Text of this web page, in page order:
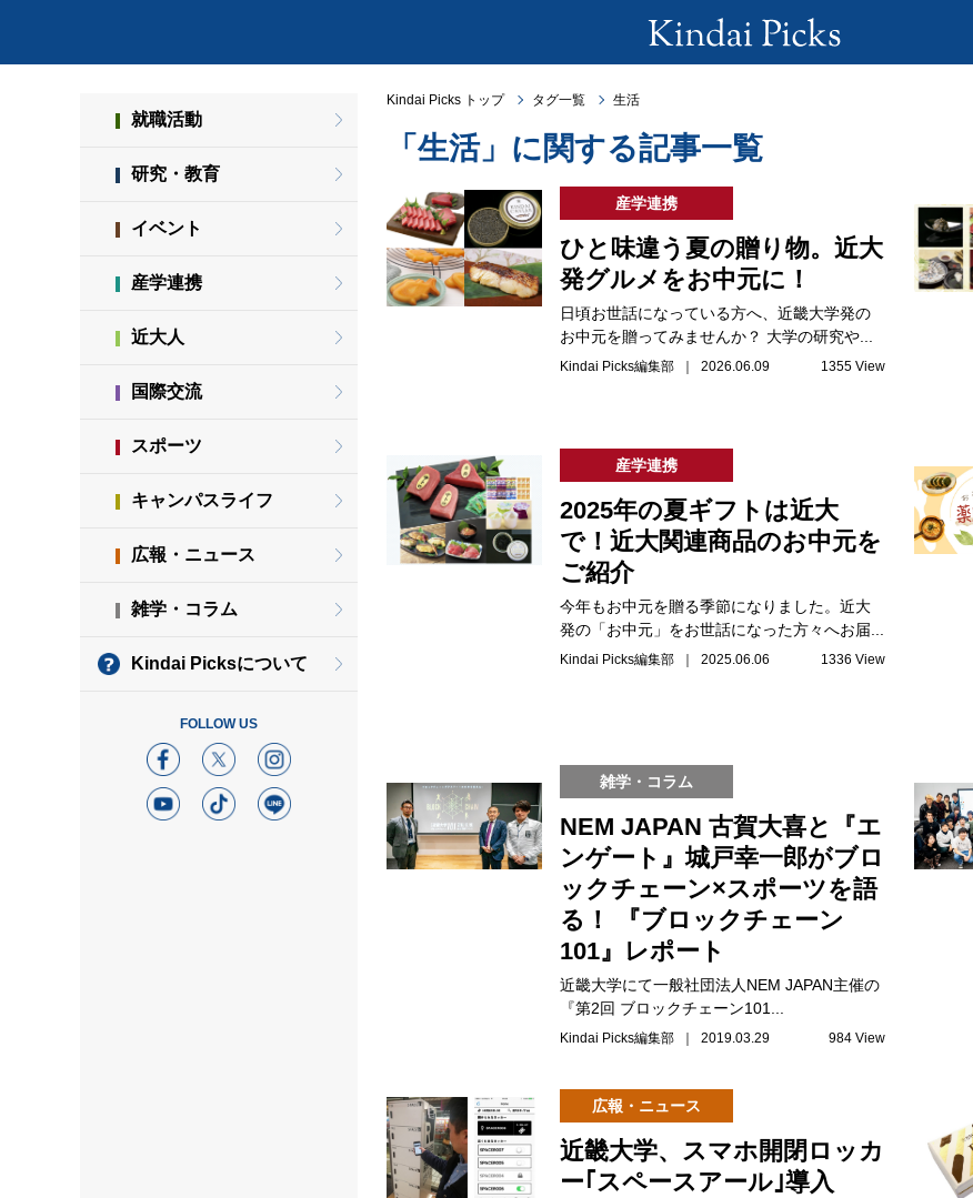
Kindai Picks トップ タグ一覧 生活
「生活」に関する記事一覧
産学連携
ひと味違う夏の贈り物。近大
発グルメをお中元に！
日頃お世話になっている方へ、近畿大学発の
お中元を贈ってみませんか？ 大学の研究や...
Kindai Picks編集部 ｜ 2026.06.09 1355 View
産学連携
2025年の夏ギフトは近大
で！近大関連商品のお中元を
ご紹介
今年もお中元を贈る季節になりました。近大
発の「お中元」をお世話になった方々へお届...
Kindai Picks編集部 ｜ 2025.06.06 1336 View
雑学・コラム
NEM JAPAN 古賀大喜と『エ
ンゲート』城戸幸一郎がブロ
ックチェーン×スポーツを語
る！ 『ブロックチェーン
101』レポート
近畿大学にて一般社団法人NEM JAPAN主催の
『第2回 ブロックチェーン101...
Kindai Picks編集部 ｜ 2019.03.29 984 View
広報・ニュース
近畿大学、スマホ開閉ロッカ
ー｢スペースアール｣導入
就職活動
研究・教育
イベント
産学連携
近大人
国際交流
スポーツ
キャンパスライフ
広報・ニュース
雑学・コラム
Kindai Picksについて
FOLLOW US